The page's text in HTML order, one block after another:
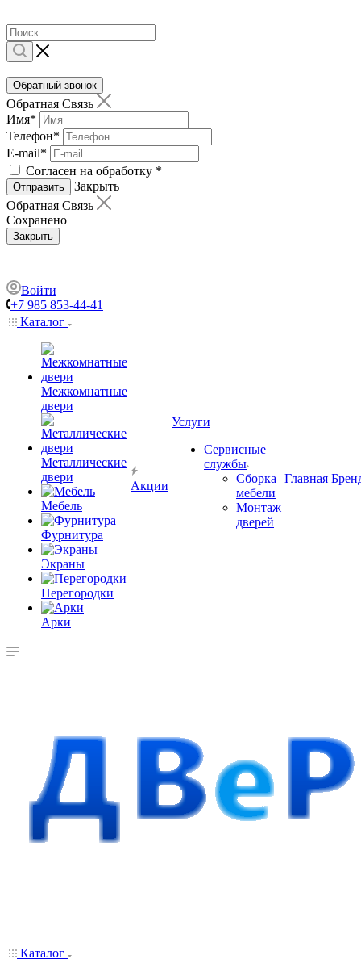
Обратный звонок
Обратная Связь
Имя*
Телефон*
E-mail*
Согласен на обработку *
Отправить
Закрыть
Обратная Связь
Сохранено
Закрыть
Войти
+7 985 853-44-41
Каталог
Межкомнатные
двери
Металлические
двери
Мебель
Фурнитура
Экраны
Перегородки
Арки
Акции
Услуги
Сервисные
службы
Сборка
мебели
Монтаж
дверей
Главная
Каталог